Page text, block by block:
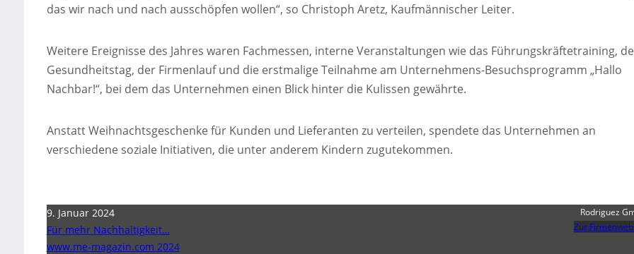
das wir nach und nach ausschöpfen wollen“, so Christoph Aretz, Kaufmännischer Leiter.
Weitere Ereignisse des Jahres waren Fachmessen, interne Veranstaltungen wie das Führungskräftetraining,
Gesundheitstag, der Firmenlauf und die erstmalige Teilnahme am Unternehmens-Besuchsprogramm „Hallo
Nachbar!“, bei dem das Unternehmen einen Blick hinter die Kulissen gewährte.
Anstatt Weihnachtsgeschenke für Kunden und Lieferanten zu verteilen, spendete das Unternehmen an
verschiedene soziale Initiativen, die unter anderem Kindern zugutekommen.
9. Januar 2024
Für mehr Nachhaltigkeit…
www.me-magazin.com 2024
Rodriguez
Zur